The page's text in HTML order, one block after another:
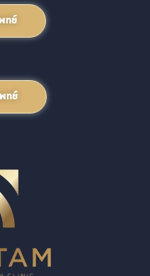
ทย์
ทย์